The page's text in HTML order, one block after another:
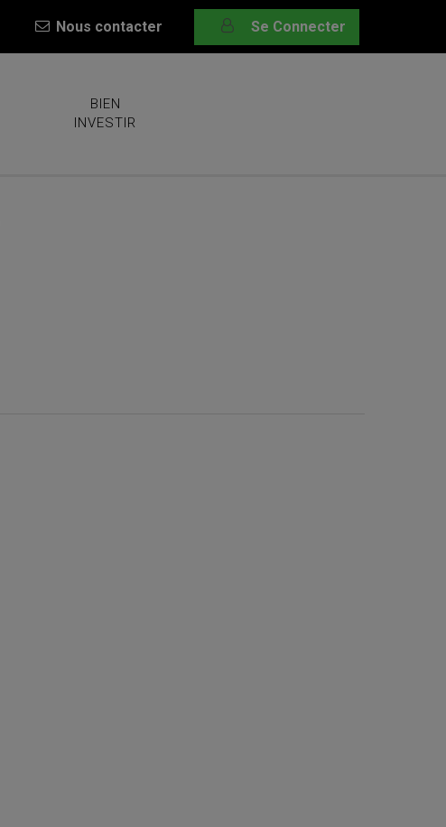
Nous contacter Se Connecter
BIEN
INVESTIR